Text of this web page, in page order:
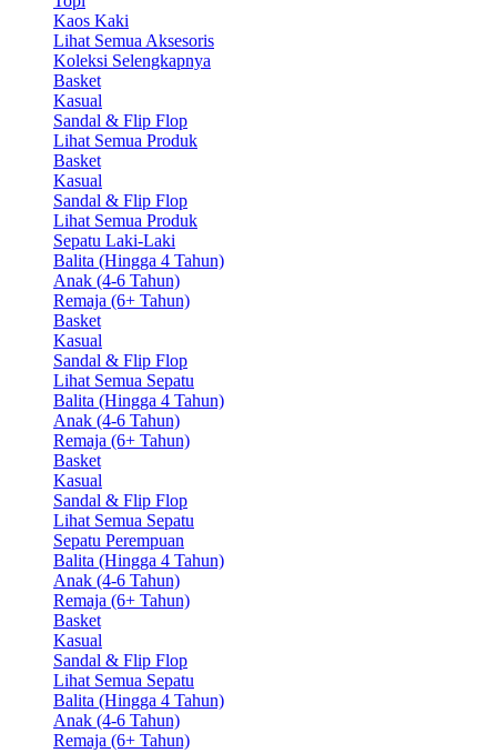
Kaos Kaki
Lihat Semua Aksesoris
Koleksi Selengkapnya
Basket
Kasual
Sandal & Flip Flop
Lihat Semua Produk
Basket
Kasual
Sandal & Flip Flop
Lihat Semua Produk
Sepatu Laki-Laki
Balita (Hingga 4 Tahun)
Anak (4-6 Tahun)
Remaja (6+ Tahun)
Basket
Kasual
Sandal & Flip Flop
Lihat Semua Sepatu
Balita (Hingga 4 Tahun)
Anak (4-6 Tahun)
Remaja (6+ Tahun)
Basket
Kasual
Sandal & Flip Flop
Lihat Semua Sepatu
Sepatu Perempuan
Balita (Hingga 4 Tahun)
Anak (4-6 Tahun)
Remaja (6+ Tahun)
Basket
Kasual
Sandal & Flip Flop
Lihat Semua Sepatu
Balita (Hingga 4 Tahun)
Anak (4-6 Tahun)
Remaja (6+ Tahun)